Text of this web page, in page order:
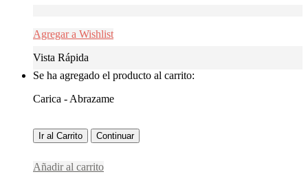
Agregar a Wishlist
Vista Rápida
Se ha agregado el producto al carrito:
Carica - Abrazame
Ir al Carrito Continuar
Añadir al carrito